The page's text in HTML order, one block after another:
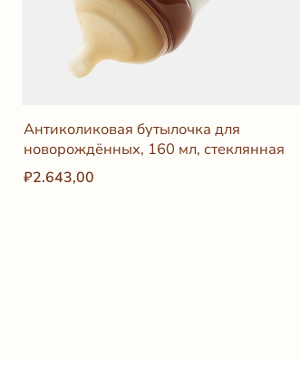
Антиколиковая бутылочка для
новорождённых, 160 мл, стеклянная
₽2.643,00